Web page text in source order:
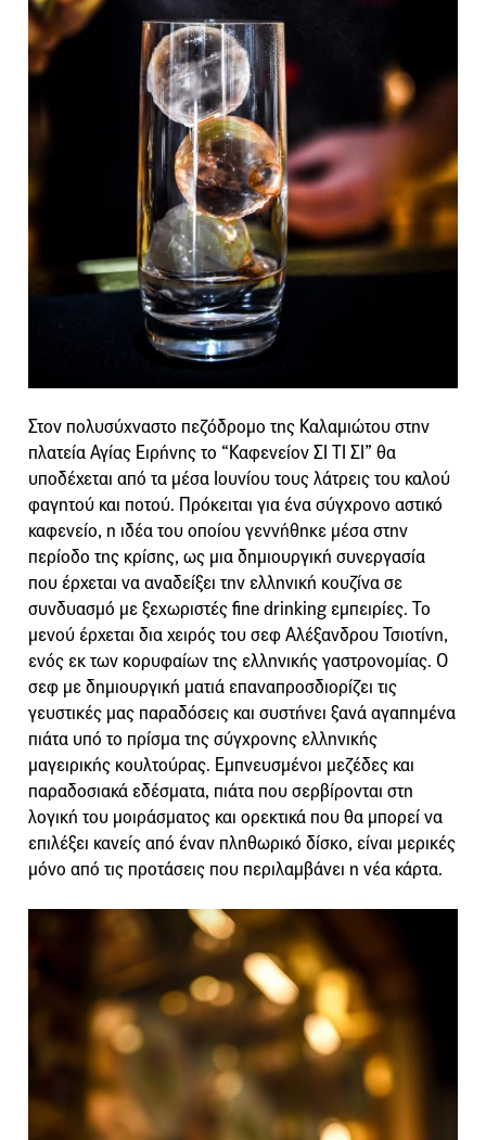
Στον πολυσύχναστο πεζόδρομο της Καλαμιώτου στην
πλατεία Αγίας Ειρήνης το “Καφενείον ΣΙ ΤΙ ΣΙ” θα
υποδέχεται από τα μέσα Ιουνίου τους λάτρεις του καλού
φαγητού και ποτού. Πρόκειται για ένα σύγχρονο αστικό
καφενείο, η ιδέα του οποίου γεννήθηκε μέσα στην
περίοδο της κρίσης, ως μια δημιουργική συνεργασία
που έρχεται να αναδείξει την ελληνική κουζίνα σε
συνδυασμό με ξεχωριστές fine drinking εμπειρίες. Το
μενού έρχεται δια χειρός του σεφ Αλέξανδρου Τσιοτίνη,
ενός εκ των κορυφαίων της ελληνικής γαστρονομίας. Ο
σεφ με δημιουργική ματιά επαναπροσδιορίζει τις
γευστικές μας παραδόσεις και συστήνει ξανά αγαπημένα
πιάτα υπό το πρίσμα της σύγχρονης ελληνικής
μαγειρικής κουλτούρας. Εμπνευσμένοι μεζέδες και
παραδοσιακά εδέσματα, πιάτα που σερβίρονται στη
λογική του μοιράσματος και ορεκτικά που θα μπορεί να
επιλέξει κανείς από έναν πληθωρικό δίσκο, είναι μερικές
μόνο από τις προτάσεις που περιλαμβάνει η νέα κάρτα.